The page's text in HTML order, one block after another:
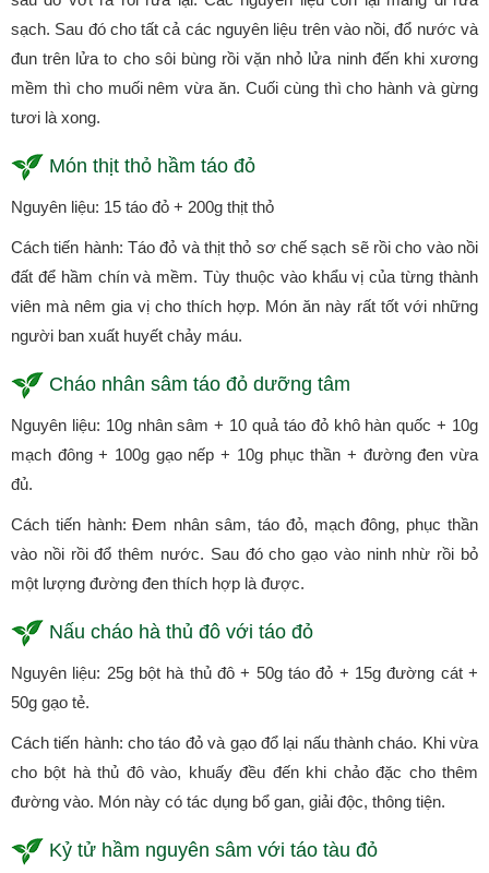
sạch. Sau đó cho tất cả các nguyên liệu trên vào nồi, đổ nước và
đun trên lửa to cho sôi bùng rồi vặn nhỏ lửa ninh đến khi xương
mềm thì cho muối nêm vừa ăn. Cuối cùng thì cho hành và gừng
tươi là xong.
Món thịt thỏ hầm táo đỏ
Nguyên liệu: 15 táo đỏ + 200g thịt thỏ
Cách tiến hành: Táo đỏ và thịt thỏ sơ chế sạch sẽ rồi cho vào nồi
đất để hầm chín và mềm. Tùy thuộc vào khẩu vị của từng thành
viên mà nêm gia vị cho thích hợp. Món ăn này rất tốt với những
người ban xuất huyết chảy máu.
Cháo nhân sâm táo đỏ dưỡng tâm
Nguyên liệu: 10g nhân sâm + 10 quả táo đỏ khô hàn quốc + 10g
mạch đông + 100g gạo nếp + 10g phục thần + đường đen vừa
đủ.
Cách tiến hành: Đem nhân sâm, táo đỏ, mạch đông, phục thần
vào nồi rồi đổ thêm nước. Sau đó cho gạo vào ninh nhừ rồi bỏ
một lượng đường đen thích hợp là được.
Nấu cháo hà thủ đô với táo đỏ
Nguyên liệu: 25g bột hà thủ đô + 50g táo đỏ + 15g đường cát +
50g gạo tẻ.
Cách tiến hành: cho táo đỏ và gạo đổ lại nấu thành cháo. Khi vừa
cho bột hà thủ đô vào, khuấy đều đến khi chảo đặc cho thêm
đường vào. Món này có tác dụng bổ gan, giải độc, thông tiện.
Kỷ tử hầm nguyên sâm với táo tàu đỏ